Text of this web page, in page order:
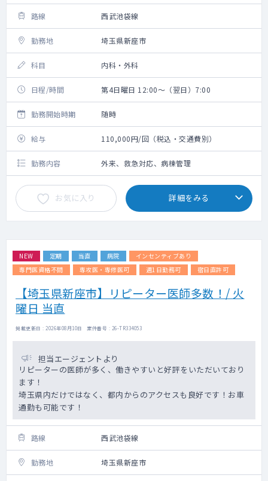
路線 西武池袋線
勤務地 埼玉県新座市
科目 内科・外科
日程/時間 第4日曜日 12:00～（翌日）7:00
勤務開始時期 随時
給与 110,000円/回（税込・交通費別）
勤務内容 外来、救急対応、病棟管理
お気に入り 詳細をみる
NEW 定期 当直 病院
インセンティブあり
専門医資格不問
専攻医・専修医可 週1日勤務可 宿日直許可
【埼玉県新座市】リピーター医師多数！/ 火
曜日 当直
掲載更新日 : 2026年08月10日 案件番号 : 26-TR334053
担当エージェントより
リピーターの医師が多く、働きやすいと好評をいただいており
ます！
埼玉県内だけではなく、都内からのアクセスも良好です！お車
通勤も可能です！
路線 西武池袋線
勤務地 埼玉県新座市